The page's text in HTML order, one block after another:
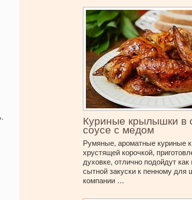
Куриные крылышки в
соусе с медом
Румяные, ароматные куриные
хрустящей корочкой,
духовке, отлично подойдут как
сытной закуски к пенному для
компании …